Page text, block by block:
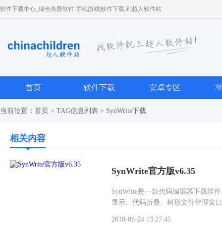
软件下载中心_绿色免费软件,手机游戏|软件下载,到超人软件站
首页 软件下载 安卓专区
当前位置： 首页 > TAG信息列表 > SynWrite下载
相关内容
SynWrite官方版v6.35
SynWrite是一款代码编辑器下载软
显示、代码折叠、树形文件管理窗
2018-08-24 13:27:45